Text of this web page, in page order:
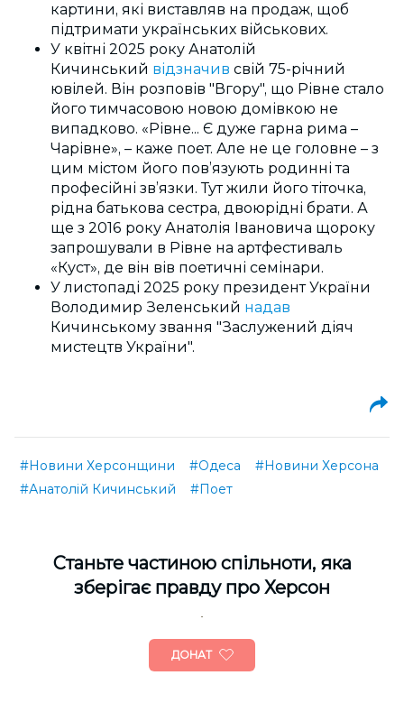
картини, які виставляв на продаж, щоб
підтримати українських військових.
У квітні 2025 року Анатолій
Кичинський відзначив свій 75-річний
ювілей. Він розповів "Вгору", що Рівне стало
його тимчасовою новою домівкою не
випадково. «Рівне... Є дуже гарна рима –
Чарівне», – каже поет. Але не це головне – з
цим містом його пов’язують родинні та
професійні зв’язки. Тут жили його тіточка,
рідна батькова сестра, двоюрідні брати. А
ще з 2016 року Анатолія Івановича щороку
запрошували в Рівне на артфестиваль
«Куст», де він вів поетичні семінари.
У листопаді 2025 року президент України
Володимир Зеленський надав
Кичинському звання "Заслужений діяч
мистецтв України".
#Новини Херсонщини #Одеса
#Новини Херсона
#Анатолій Кичинський
#Поет
Cтаньте частиною спільноти, яка
зберігає правду про Херсон
ДОНАТ